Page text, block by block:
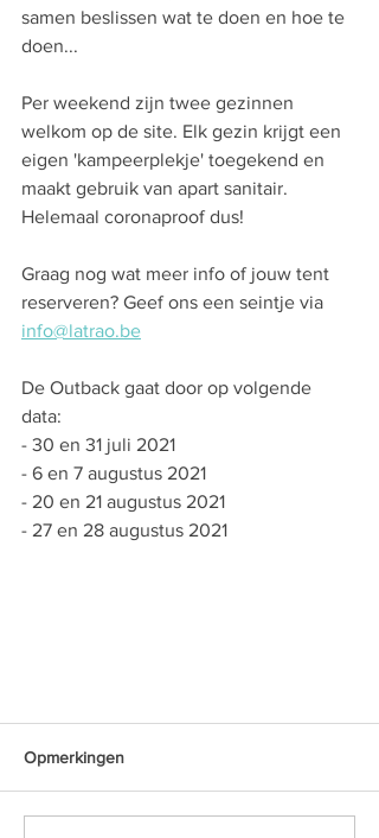
samen beslissen wat te doen en hoe te
doen...
Per weekend zijn twee gezinnen
welkom op de site. Elk gezin krijgt een
eigen 'kampeerplekje' toegekend en
maakt gebruik van apart sanitair.
Helemaal coronaproof dus!
Graag nog wat meer info of jouw tent
reserveren? Geef ons een seintje via
info@latrao.be
De Outback gaat door op volgende
data:
- 30 en 31 juli 2021
- 6 en 7 augustus 2021
- 20 en 21 augustus 2021
- 27 en 28 augustus 2021
Opmerkingen